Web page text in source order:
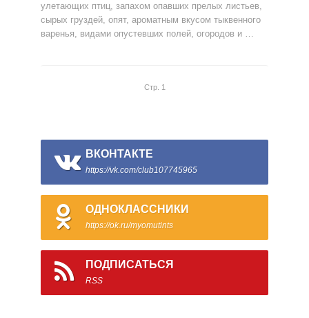
улетающих птиц, запахом опавших прелых листьев,
сырых груздей, опят, ароматным вкусом тыквенного
варенья, видами опустевших полей, огородов и …
Стр. 1
ВКОНТАКТЕ
https://vk.com/club107745965
ОДНОКЛАССНИКИ
https://ok.ru/myomutints
ПОДПИСАТЬСЯ
RSS